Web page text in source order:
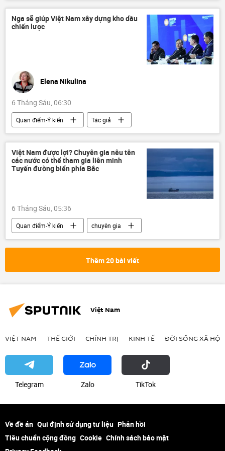
Nga sẽ giúp Việt Nam xây dựng kho dầu
chiến lược
Elena Nikulina
6 Tháng Sáu, 06:30
Quan điểm-Ý kiến
Tác giả
Việt Nam
Nga
Hợp tác Nga-Việt
Việt Nam trên báo chí nước ngoài
Châu Á
Đông Nam Á
Việt Nam được lợi? Chuyên gia nêu tên
các nước có thể tham gia liên minh
Tuyến đường biển phía Bắc
6 Tháng Sáu, 05:36
Quan điểm-Ý kiến
chuyên gia
Thế giới
Nga
Việt Nam
Chính trị
Thêm 20 bài viết
Việt Nam
VIỆT NAM THẾ GIỚI CHÍNH TRỊ KINH TẾ ĐỜI SỐNG XÃ HỘI
Telegram Zalo ТikТоk
Về đề án Qui định sử dụng tư liệu Phản hồi
Tiêu chuẩn cộng đồng Cookie Chính sách bảo mật